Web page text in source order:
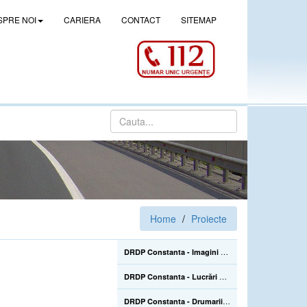
NOI CARIERA CONTACT SITEMAP
Home Proiecte
DRDP Constanta - Imagini de la lucrarile de construire a pasajului denivelat superior de la Drajna (CL), de pe DN 21, km 105+500 - 02.06.2022
DRDP Constanta - Lucrări de reparații la Podul Mangalia, pe drumul național DN 39, km 45+223-45+464 - 22.07.2020
DRDP Constanta - Drumarii Secției Autostrăzi se află pe Autostrada A2, unde efectuează în continuare înlocuirea parapetelor metalice avariate în urma accidentelor rutiere care sunt mai numeroase în sezonul estival - 22.07.2020